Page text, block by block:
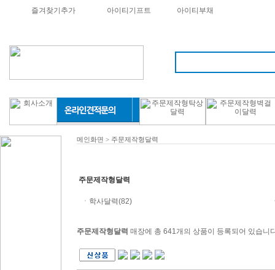
즐겨찾기추가 아이티기프트 아이티부채
메인화면 > 주문제작형달력
주문제작형달력
ㆍ 학사달력(82)
주문제작형달력 매장에 총 641개의 상품이 등록되어 있습니